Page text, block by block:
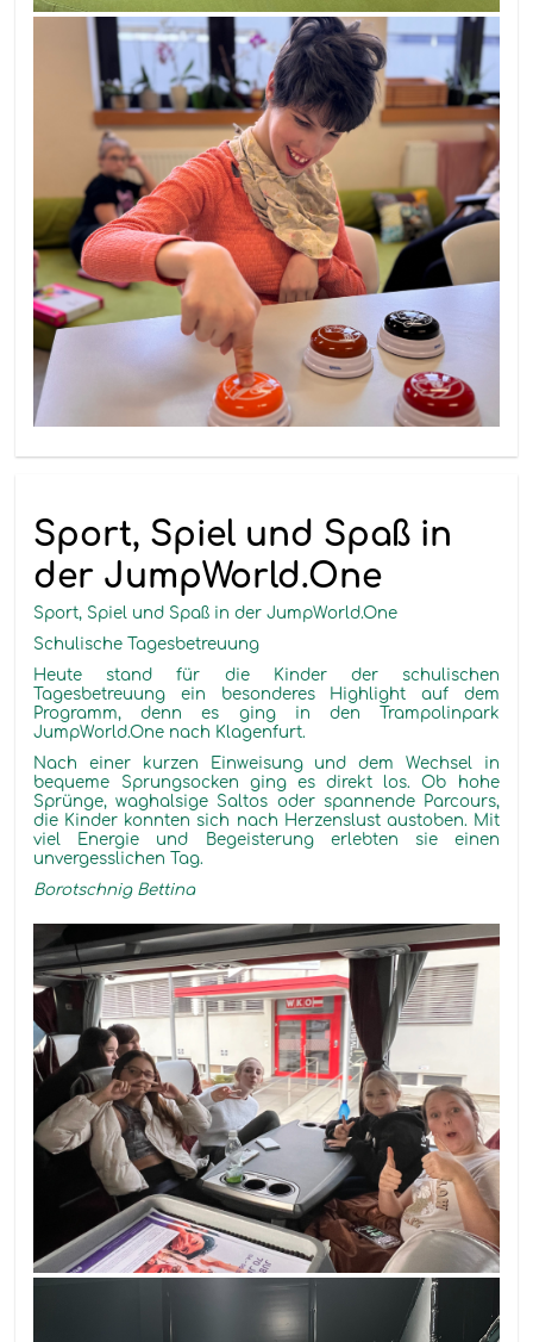
Sport, Spiel und Spaß in
der JumpWorld.One
Sport, Spiel und Spaß in der JumpWorld.One
Schulische Tagesbetreuung
Heute stand für die Kinder der schulischen
Tagesbetreuung ein besonderes Highlight auf dem
Programm, denn es ging in den Trampolinpark
JumpWorld.One nach Klagenfurt.
Nach einer kurzen Einweisung und dem Wechsel in
bequeme Sprungsocken ging es direkt los. Ob hohe
Sprünge, waghalsige Saltos oder spannende Parcours,
die Kinder konnten sich nach Herzenslust austoben. Mit
viel Energie und Begeisterung erlebten sie einen
unvergesslichen Tag.
Borotschnig Bettina